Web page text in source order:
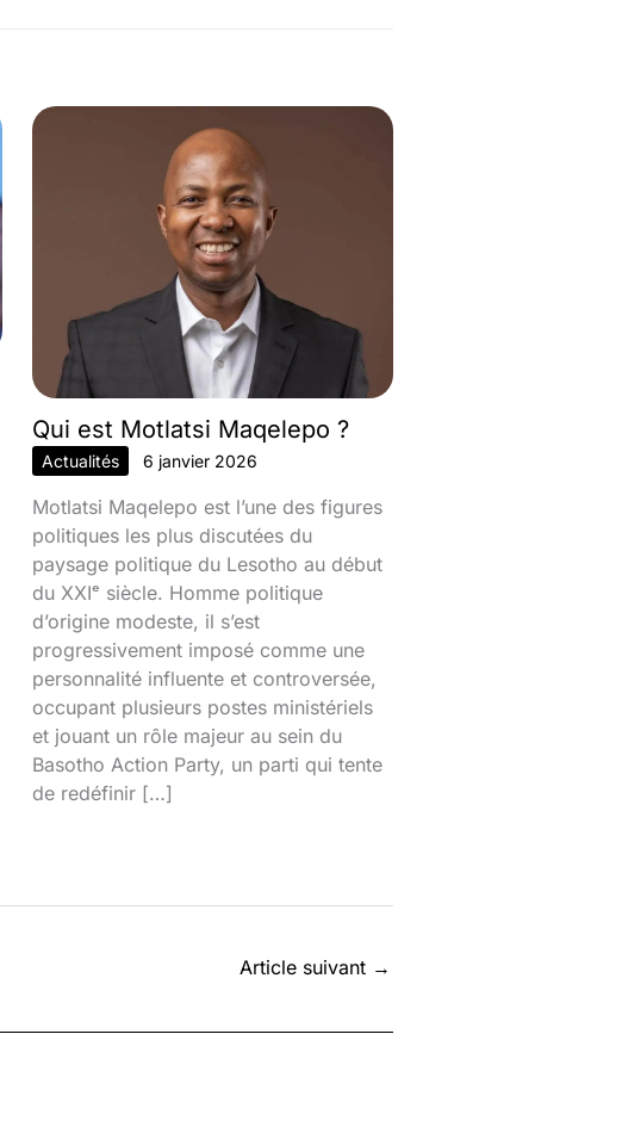
Qui est Motlatsi Maqelepo ?
Actualités 6 janvier 2026
Motlatsi Maqelepo est l’une des figures
politiques les plus discutées du
paysage politique du Lesotho au début
du XXIᵉ siècle. Homme politique
d’origine modeste, il s’est
progressivement imposé comme une
personnalité influente et controversée,
occupant plusieurs postes ministériels
et jouant un rôle majeur au sein du
Basotho Action Party, un parti qui tente
de redéfinir […]
Article suivant →